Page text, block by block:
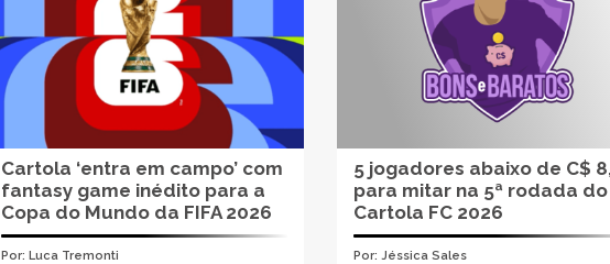
Cartola ‘entra em campo’ com
fantasy game inédito para a
Copa do Mundo da FIFA 2026
Por: Luca Tremonti
5 jogadores abaixo de C$
para mitar na 5ª rodada do
Cartola FC 2026
Por: Jéssica Sales